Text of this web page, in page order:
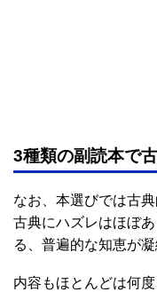
3種類の副読本で
なお、本選びでは古
古典にハズレはほぼ
る、普遍的な知恵が凝
内容もほとんどは何